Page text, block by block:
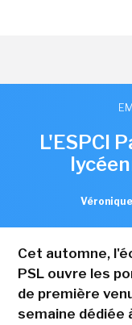
L'ESPCI
Cet automne,
PSL ouvre les
de première
semaine dédiée